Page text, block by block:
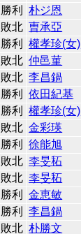
勝利 朴ジ恩
敗北 曺承亞
勝利 權孝珍(女)
敗北 仲邑菫
敗北 李昌鍋
勝利 依田紀基
勝利 權孝珍(女)
敗北 金彩瑛
勝利 徐能旭
敗北 李旻䄷
敗北 李旻䄷
勝利 金恵敏
勝利 李昌鍋
敗北 朴勝文